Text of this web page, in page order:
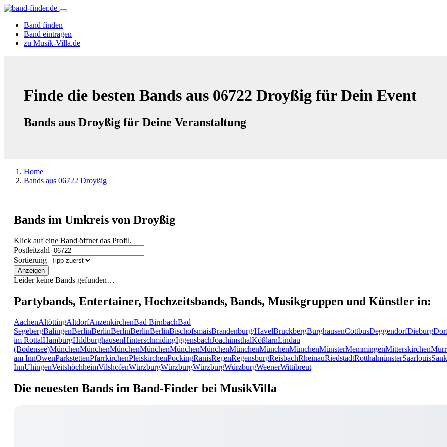
Band finden
Band eintragen
zu Musik-Villa.de
Finde die besten Bands aus 06722 Droyßig für Dein Event
Bands aus Droyßig für Deine Veranstaltung
Home
Bands aus 06722 Droyßig
Bands im Umkreis von Droyßig
Klick auf eine Band öffnet das Profil.
Postleitzahl
Sortierung
Anzeigen
Leider keine Bands gefunden…
Partybands, Entertainer, Hochzeitsbands, Bands, Musikgruppen und Künstler in:
AachenAltöttingAltdorfAnzenkirchenBad BirnbachBad
SegebergBalingenBerlinBerlinBerlinBerlinBerlinBischofsmaisBrandenburg/HavelBruckbergBurghausenCottbusDeggendorfDieburg
im RottalHamburgHildburghausenHinterschmidingIggensbachJoachimsthalKößlarnLindau
(Bodensee)MünchenMünchenMünchenMünchenMünchenMünchenMünchenMünchenMünchenMünsterMemmingenMitterskirchen
am InnOwenParkstettenPfarrkirchenPleiskirchenPockingRanisRegenRegensburgReisbachRheinauRiedstadtRotthalmünsterSaarlouis
InnUhingenVeitshöchheimVilshofenWürzburgWürzburgWürzburgWürzburgWeenerWittibreut
Die neuesten Bands im Band-Finder bei MusikVilla